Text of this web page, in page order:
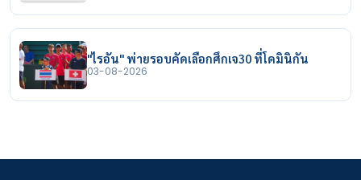
"ไรอัน" พ่ายรอบคัดเลือกศึกเจ30 ที่โดมินิกัน
03-08-2026